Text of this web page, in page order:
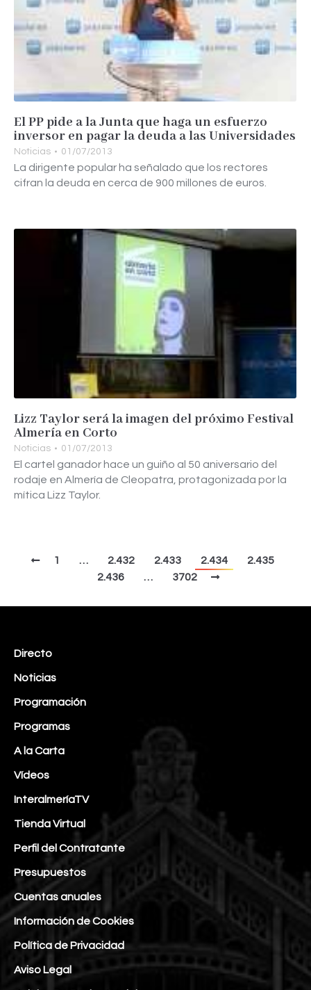
El PP pide a la Junta que haga un esfuerzo
inversor en pagar la deuda a las Universidades
Noticias 01/07/2013
La dirigente popular ha señalado que los rectores
cifran la deuda en cerca de 900 millones de euros.
Lizz Taylor será la imagen del próximo Festival
Almería en Corto
Noticias 01/07/2013
El cartel ganador hace un guiño al 50 aniversario del
rodaje en Almería de Cleopatra, protagonizada por la
mítica Lizz Taylor.
1 … 2.432 2.433 2.434
2.435
2.436
… 3702
Directo
Noticias
Programación
Programas
A la Carta
Vídeos
InteralmeríaTV
Tienda Virtual
Perfil del Contratante
Presupuestos
Cuentas anuales
Información de Cookies
Política de Privacidad
Aviso Legal